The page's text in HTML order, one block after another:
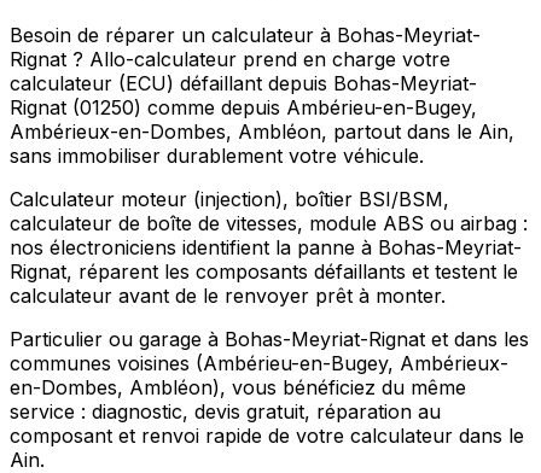
Besoin de réparer un calculateur à Bohas-Meyriat-
Rignat ? Allo-calculateur prend en charge votre
calculateur (ECU) défaillant depuis Bohas-Meyriat-
Rignat (01250) comme depuis Ambérieu-en-Bugey,
Ambérieux-en-Dombes, Ambléon, partout dans le Ain,
sans immobiliser durablement votre véhicule.
Calculateur moteur (injection), boîtier BSI/BSM,
calculateur de boîte de vitesses, module ABS ou airbag :
nos électroniciens identifient la panne à Bohas-Meyriat-
Rignat, réparent les composants défaillants et testent le
calculateur avant de le renvoyer prêt à monter.
Particulier ou garage à Bohas-Meyriat-Rignat et dans les
communes voisines (Ambérieu-en-Bugey, Ambérieux-
en-Dombes, Ambléon), vous bénéficiez du même
service : diagnostic, devis gratuit, réparation au
composant et renvoi rapide de votre calculateur dans le
Ain.